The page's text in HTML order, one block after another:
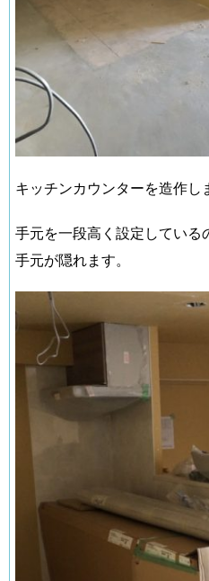
キッチンカウンターを造作し
手元を一段高く設定している
手元が隠れます。